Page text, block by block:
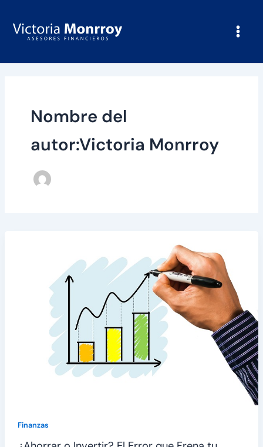
contenido
Nombre del
autor:Victoria Monrroy
Finanzas